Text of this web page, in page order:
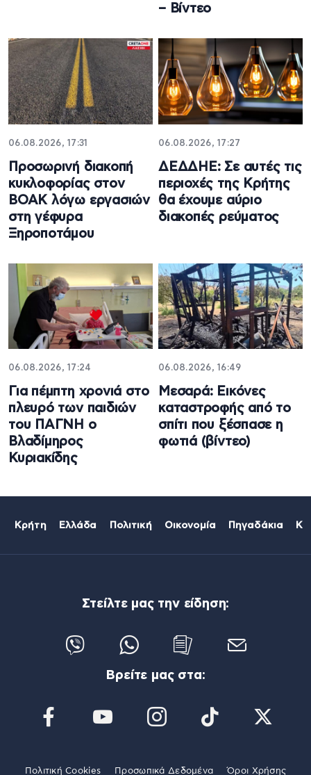
– Βίντεο
06.08.2026, 17:31
Προσωρινή διακοπή
κυκλοφορίας στον
ΒΟΑΚ λόγω εργασιών
στη γέφυρα
Ξηροποτάμου
06.08.2026, 17:27
ΔΕΔΔΗΕ: Σε αυτές τις
περιοχές της Κρήτης
θα έχουμε αύριο
διακοπές ρεύματος
06.08.2026, 17:24
Για πέμπτη χρονιά στο
πλευρό των παιδιών
του ΠΑΓΝΗ ο
Βλαδίμηρος
Κυριακίδης
06.08.2026, 16:49
Μεσαρά: Εικόνες
καταστροφής από το
σπίτι που ξέσπασε η
φωτιά (βίντεο)
Κρήτη Ελλάδα Πολιτική Οικονομία Πηγαδάκια
Στείλτε μας την είδηση:
Βρείτε μας στα:
Πολιτική Cookies Προσωπικά Δεδομένα Όροι Χρήσης